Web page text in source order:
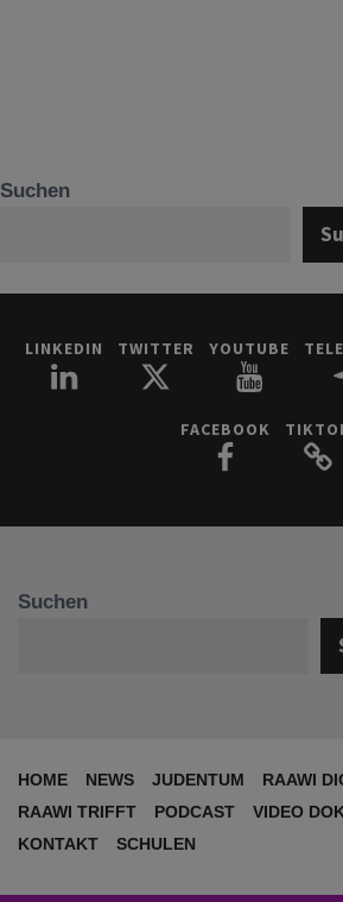
Suchen
LINKEDIN TWITTER YOUTUBE
FACEBOOK
Suchen
HOME NEWS JUDENTUM
RAAWI
RAAWI TRIFFT
PODCAST VIDEO
KONTAKT
SCHULEN